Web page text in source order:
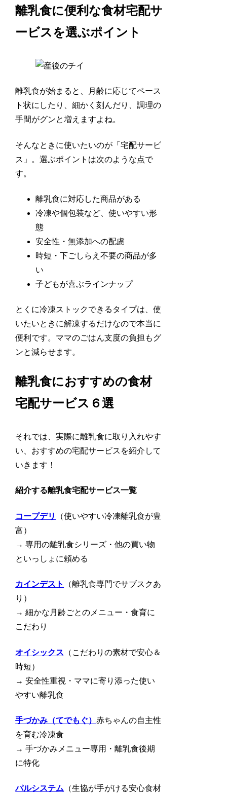
離乳食に便利な食材宅配サ
ービスを選ぶポイント
離乳食が始まると、月齢に応じてペース
ト状にしたり、細かく刻んだり、調理の
手間がグンと増えますよね。
そんなときに使いたいのが「宅配サービ
ス」。選ぶポイントは次のような点で
す。
離乳食に対応した商品がある
冷凍や個包装など、使いやすい形
態
安全性・無添加への配慮
時短・下ごしらえ不要の商品が多
い
子どもが喜ぶラインナップ
とくに冷凍ストックできるタイプは、使
いたいときに解凍するだけなので本当に
便利です。ママのごはん支度の負担もグ
ンと減らせます。
離乳食におすすめの食材
宅配サービス６選
それでは、実際に離乳食に取り入れやす
い、おすすめの宅配サービスを紹介して
いきます！
紹介する離乳食宅配サービス一覧
コープデリ
（使いやすい冷凍離乳食が豊
富）
→ 専用の離乳食シリーズ・他の買い物
といっしょに頼める
カインデスト
（離乳食専門でサブスクあ
り）
→ 細かな月齢ごとのメニュー・食育に
こだわり
オイシックス （こだわりの素材で安心＆
時短）
→ 安全性重視・ママに寄り添った使い
やすい離乳食
手づかみ（てでもぐ）赤ちゃんの自主性
を育む冷凍食
→ 手づかみメニュー専用・離乳食後期
に特化
パルシステム （生協が手がける安心食材